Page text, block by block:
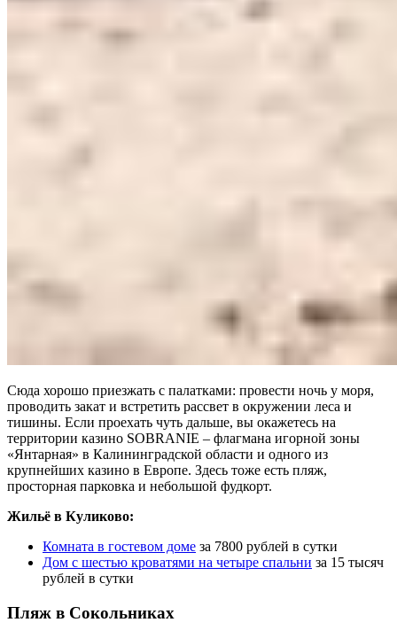
Сюда хорошо приезжать с палатками: провести ночь у моря,
проводить закат и встретить рассвет в окружении леса и
тишины. Если проехать чуть дальше, вы окажетесь на
территории казино SOBRANIE – флагмана игорной зоны
«Янтарная» в Калининградской области и одного из
крупнейших казино в Европе. Здесь тоже есть пляж,
просторная парковка и небольшой фудкорт.
Жильё в Куликово:
Комната в гостевом доме за 7800 рублей в сутки
Дом с шестью кроватями на четыре спальни за 15 тысяч
рублей в сутки
Пляж в Сокольниках